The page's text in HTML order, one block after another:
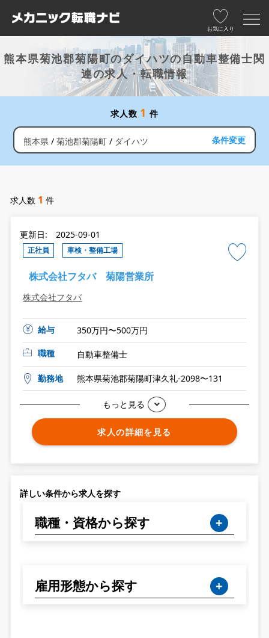
お気に入り
熊本県菊池郡菊陽町のダイハツの自動車整備士関
連の求人・転職情報
求人数 1 件
熊本県 菊池郡菊陽町 ダイハツ 条件変更
求人数 1 件
更新日: 2025-09-01
正社員 車検・整備工場
株式会社フタバ 菊陽営業所
株式会社フタバ
給与
350万円〜500万円
職種
自動車整備士
勤務地 熊本県菊池郡菊陽町津久礼-2098〜131
もっと見る
求人の詳細を見る
詳しい条件から求人を探す
職種・資格から探す
雇用形態から探す